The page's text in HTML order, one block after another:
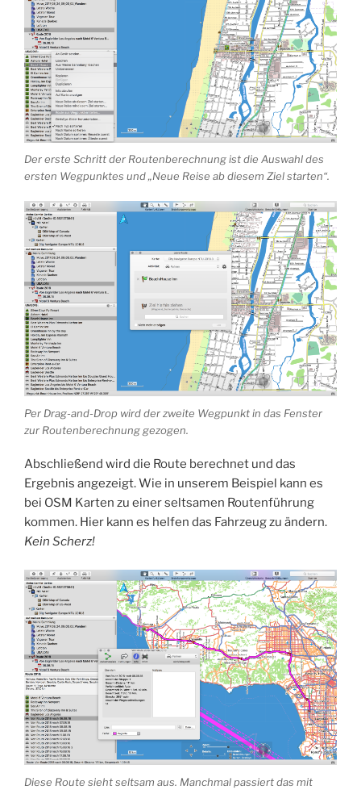
Der erste Schritt der Routenberechnung ist die Auswahl des
ersten Wegpunktes und „Neue Reise ab diesem Ziel starten“.
Per Drag-and-Drop wird der zweite Wegpunkt in das Fenster
zur Routenberechnung gezogen.
Abschließend wird die Route berechnet und das
Ergebnis angezeigt. Wie in unserem Beispiel kann es
bei OSM Karten zu einer seltsamen Routenführung
kommen. Hier kann es helfen das Fahrzeug zu ändern.
Kein Scherz!
Diese Route sieht seltsam aus. Manchmal passiert das mit